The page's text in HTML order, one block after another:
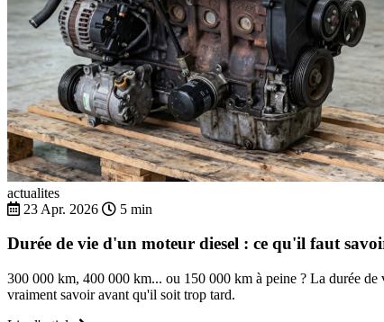
actualites
23 Apr. 2026
5 min
Durée de vie d'un moteur diesel : ce qu'il faut
300 000 km, 400 000 km... ou 150 000 km à peine ? La durée
vraiment savoir avant qu'il soit trop tard.